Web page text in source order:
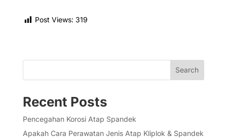
Post Views: 319
Search
Recent Posts
Pencegahan Korosi Atap Spandek
Apakah Cara Perawatan Jenis Atap Kliplok & Spandek